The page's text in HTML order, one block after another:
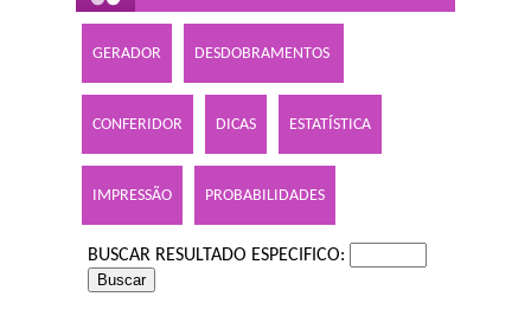
GERADOR DESDOBRAMENTOS
CONFERIDOR DICAS ESTATÍSTICA
IMPRESSÃO PROBABILIDADES
BUSCAR RESULTADO ESPECIFICO: